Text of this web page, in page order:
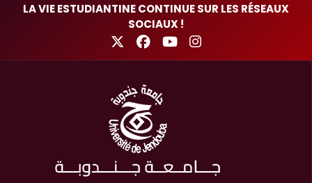
LA VIE ESTUDIANTINE CONTINUE SUR LES RÉSEAUX
SOCIAUX !